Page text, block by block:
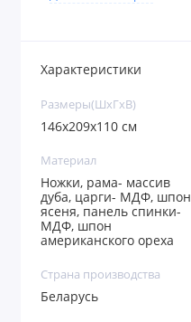
Характеристики
Размеры(ШxГxВ)
146x209x110 см
Материал
Ножки, рама- массив
дуба, царги- МДФ, шпон
ясеня, панель спинки-
МДФ, шпон
американского ореха
Страна производства
Беларусь